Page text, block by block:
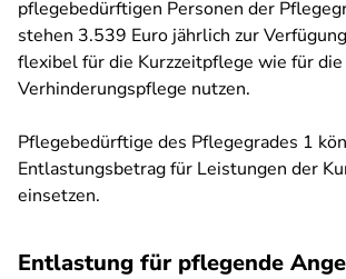
pflegebedürftigen Personen der
stehen 3.539 Euro jährlich zur
flexibel für die Kurzzeitpflege wie für die
Verhinderungspflege nutzen.
Pflegebedürftige des Pflegegrades 1
Entlastungsbetrag für Leistungen der
einsetzen.
Entlastung für pflegende